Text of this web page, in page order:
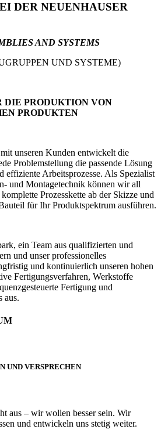
DER NEUENHAUSER
AND SYSTEMS
UND SYSTEME)
DIE PRODUKTION VON
PRODUKTEN
unseren Kunden entwickelt die
Problemstellung die passende Lösung
effiziente Arbeitsprozesse. Als Spezialist
und Montagetechnik können wir all
Prozesskette ab der Skizze und
für Ihr Produktspektrum ausführen.
ein Team aus qualifizierten und
und unser professionelles
und kontinuierlich unseren hohen
Fertigungsverfahren, Werkstoffe
Fertigung und
aus.
UND VERSPRECHEN
aus – wir wollen besser sein. Wir
und entwickeln uns stetig weiter.